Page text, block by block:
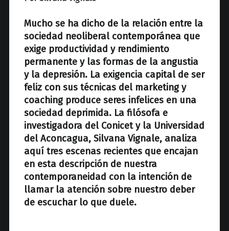
Mucho se ha dicho de la relación entre la
sociedad neoliberal contemporánea que
exige productividad y rendimiento
permanente y las formas de la angustia
y la depresión. La exigencia capital de ser
feliz con sus técnicas del marketing y
coaching produce seres infelices en una
sociedad deprimida. La filósofa e
investigadora del Conicet y la Universidad
del Aconcagua, Silvana Vignale, analiza
aquí tres escenas recientes que encajan
en esta descripción de nuestra
contemporaneidad con la intención de
llamar la atención sobre nuestro deber
de escuchar lo que duele.